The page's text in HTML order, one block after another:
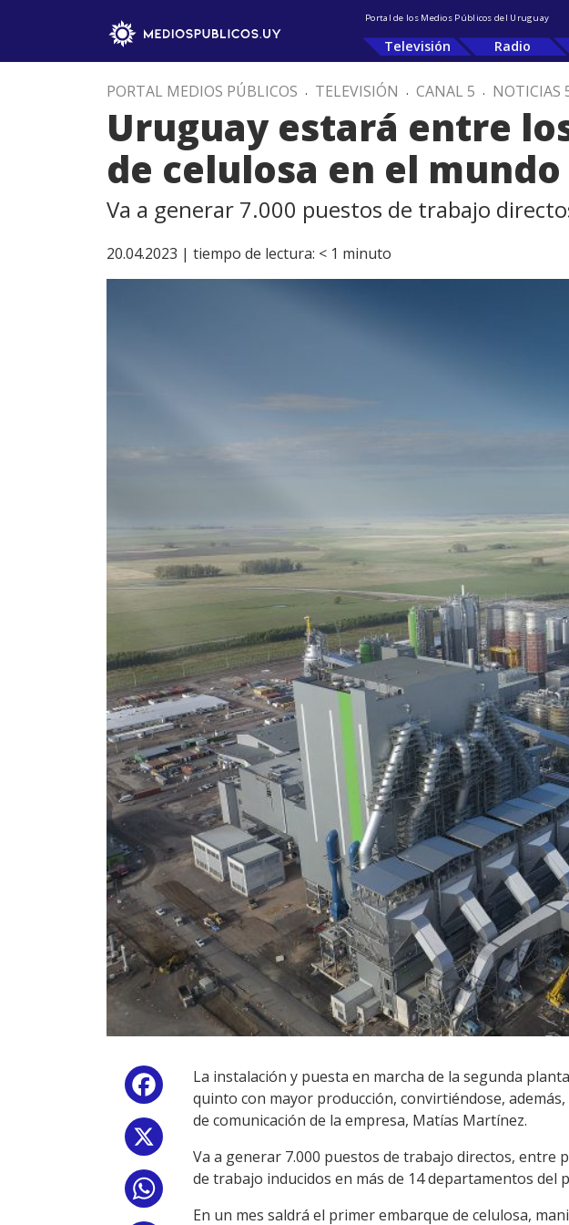
Portal de los Medios Públicos del Uruguay
Televisión Radio
PORTAL MEDIOS PÚBLICOS . TELEVISIÓN . CANAL 5 . NOTICIAS
Uruguay estará entre
de celulosa en el mundo
Va a generar 7.000 puestos de trabajo
20.04.2023 | tiempo de lectura: < 1 minuto
Facebook
La instalación y puesta en marcha de la segunda
quinto con mayor producción, convirtiéndose,
de comunicación de la empresa, Matías Martínez.
Va a generar 7.000 puestos de trabajo directos,
de trabajo inducidos en más de 14 departamentos del
En un mes saldrá el primer embarque de celulosa,